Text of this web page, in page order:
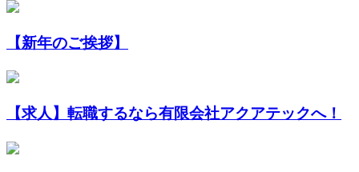
【新年のご挨拶】
【求人】転職するなら有限会社アクアテックへ！